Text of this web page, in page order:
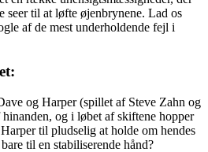
seer til at løfte øjenbrynene. Lad os
af de mest underholdende fejl i
og Harper (spillet af Steve Zahn og
og i løbet af skiftene hopper
til pludselig at holde om hendes
til en stabiliserende hånd?